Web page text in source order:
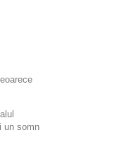
un somn